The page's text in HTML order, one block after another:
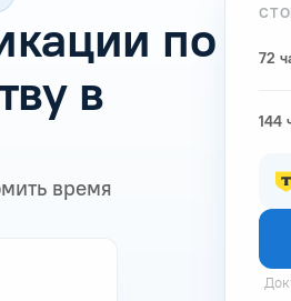
по
в
время
72
144